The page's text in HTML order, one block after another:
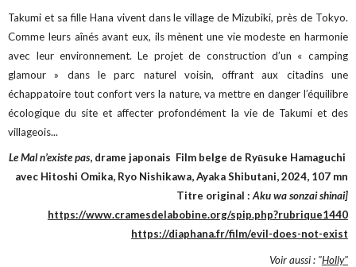
Takumi et sa fille Hana vivent dans le village de Mizubiki, près de Tokyo.
Comme leurs aînés avant eux, ils mènent une vie modeste en harmonie
avec leur environnement. Le projet de construction d’un « camping
glamour » dans le parc naturel voisin, offrant aux citadins une
échappatoire tout confort vers la nature, va mettre en danger l’équilibre
écologique du site et affecter profondément la vie de Takumi et des
villageois...
Le Mal n’existe pas, drame japonais Film belge de Ryūsuke Hamaguchi
avec Hitoshi Omika, Ryo Nishikawa, Ayaka Shibutani, 2024, 107 mn
Titre original :Aku wa sonzai shinai]
https://www.cramesdelabobine.org/spip.php?rubrique1440
https://diaphana.fr/film/evil-does-not-exist
Voir aussi : "Holly"